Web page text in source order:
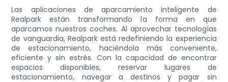
Las aplicaciones de aparcamiento inteligente de
Realpark están transformando la forma en que
aparcamos nuestros coches. Al aprovechar tecnologías
de vanguardia, Realpark está redefiniendo la experiencia
de estacionamiento, haciéndola más conveniente,
eficiente y sin estrés. Con la capacidad de encontrar
espacios disponibles, reservar lugares de
estacionamiento, navegar a destinos y pagar sin